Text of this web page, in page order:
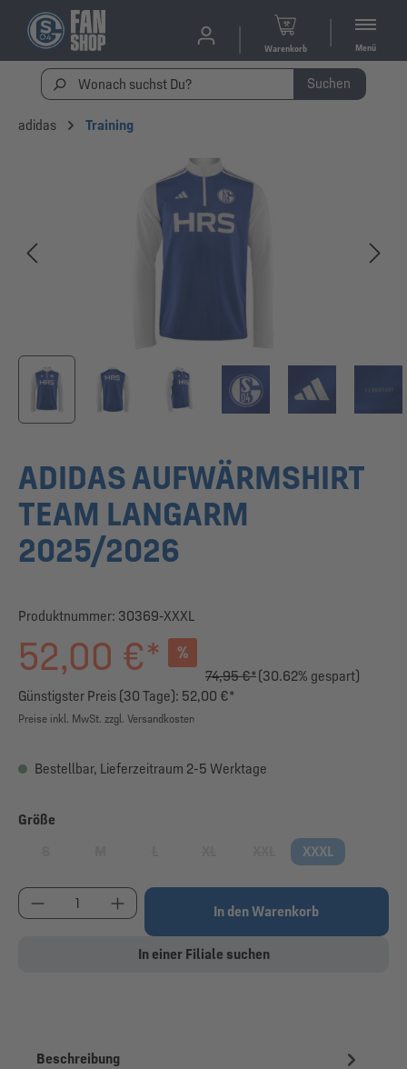
Warenkorb Menü
Suchen
adidas Training
ADIDAS AUFWÄRMSHIRT
TEAM LANGARM
2025/2026
Produktnummer: 30369-XXXL
52,00 €* %
74,95 €*(30.62% gespart)
Günstigster Preis (30 Tage): 52,00 €*
Preise inkl. MwSt. zzgl. Versandkosten
Bestellbar, Lieferzeitraum 2-5 Werktage
Größe
(Diese Option ist zurzeit nicht verfügbar.)
(Diese Option ist zurzeit nicht verfügbar.)
(Diese Option ist zurzeit nicht
(Diese Option ist zurzeit
XXXL
Produkt Anzahl: Gib den gewünschten Wert ein
In den Warenkorb
In einer Filiale suchen
Beschreibung